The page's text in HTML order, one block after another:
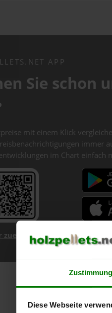
Zustimmung
Diese Webseite
APP
Sie schon
mit einem Klick
immer
im Chart einfach
zuerst mehr über unsere